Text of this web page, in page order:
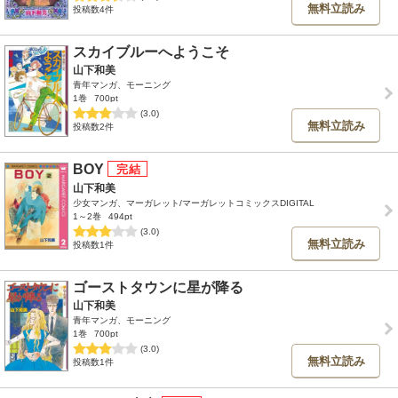
投稿数4件
無料立読み
スカイブルーへようこそ
山下和美
青年マンガ、モーニング
1巻
700pt
(3.0)
投稿数2件
無料立読み
BOY
山下和美
少女マンガ、マーガレット/マーガレットコミックスDIGITAL
1～2巻
494pt
(3.0)
投稿数1件
無料立読み
ゴーストタウンに星が降る
山下和美
青年マンガ、モーニング
1巻
700pt
(3.0)
投稿数1件
無料立読み